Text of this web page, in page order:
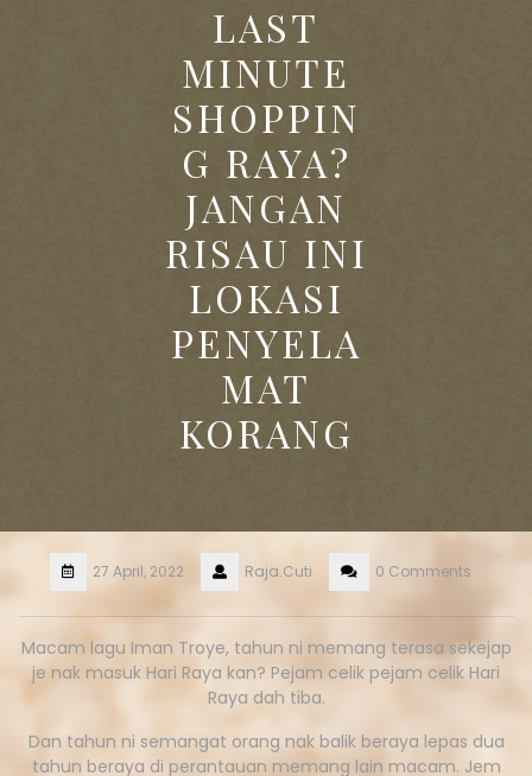
LAST
MINUTE
SHOPPIN
G RAYA?
JANGAN
RISAU INI
LOKASI
PENYELA
MAT
KORANG
27 April, 2022 Raja.Cuti 0 Comments
Macam lagu Iman Troye, tahun ni memang terasa sekejap
je nak masuk Hari Raya kan? Pejam celik pejam celik Hari
Raya dah tiba.
Dan tahun ni semangat orang nak balik beraya lepas dua
tahun beraya di perantauan memang lain macam. Jem